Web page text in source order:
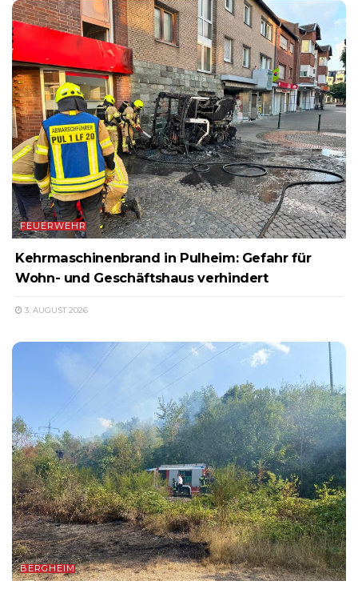
FEUERWEHR
Kehrmaschinenbrand in Pulheim: Gefahr für
Wohn- und Geschäftshaus verhindert
3. AUGUST 2026
BERGHEIM